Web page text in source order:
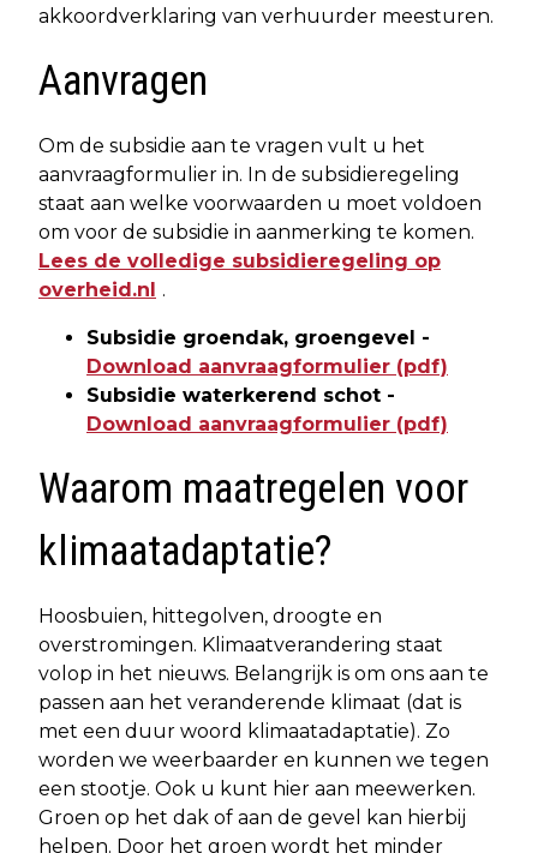
akkoordverklaring van verhuurder meesturen.
Aanvragen
Om de subsidie aan te vragen vult u het
aanvraagformulier in. In de subsidieregeling
staat aan welke voorwaarden u moet voldoen
om voor de subsidie in aanmerking te komen.
Lees de volledige subsidieregeling op
overheid.nl .
Subsidie groendak, groengevel -
Download aanvraagformulier (pdf)
Subsidie waterkerend schot -
Download aanvraagformulier (pdf)
Waarom maatregelen voor
klimaatadaptatie?
Hoosbuien, hittegolven, droogte en
overstromingen. Klimaatverandering staat
volop in het nieuws. Belangrijk is om ons aan te
passen aan het veranderende klimaat (dat is
met een duur woord klimaatadaptatie). Zo
worden we weerbaarder en kunnen we tegen
een stootje. Ook u kunt hier aan meewerken.
Groen op het dak of aan de gevel kan hierbij
helpen. Door het groen wordt het minder